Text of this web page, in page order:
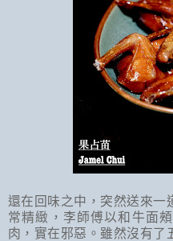
還在回味之中，突然送來一
常精緻，李師傅以和牛面
肉，實在邪惡。雖然沒有了